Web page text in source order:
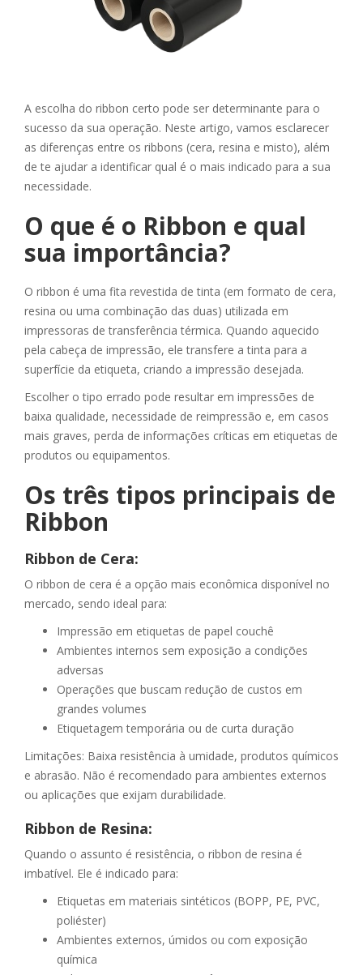
A escolha do ribbon certo pode ser determinante para o
sucesso da sua operação. Neste artigo, vamos esclarecer
as diferenças entre os ribbons (cera, resina e misto), além
de te ajudar a identificar qual é o mais indicado para a sua
necessidade.
O que é o Ribbon e qual
sua importância?
O ribbon é uma fita revestida de tinta (em formato de cera,
resina ou uma combinação das duas) utilizada em
impressoras de transferência térmica. Quando aquecido
pela cabeça de impressão, ele transfere a tinta para a
superfície da etiqueta, criando a impressão desejada.
Escolher o tipo errado pode resultar em impressões de
baixa qualidade, necessidade de reimpressão e, em casos
mais graves, perda de informações críticas em etiquetas de
produtos ou equipamentos.
Os três tipos principais de
Ribbon
Ribbon de Cera:
O ribbon de cera é a opção mais econômica disponível no
mercado, sendo ideal para:
Impressão em etiquetas de papel couchê
Ambientes internos sem exposição a condições
adversas
Operações que buscam redução de custos em
grandes volumes
Etiquetagem temporária ou de curta duração
Limitações: Baixa resistência à umidade, produtos químicos
e abrasão. Não é recomendado para ambientes externos
ou aplicações que exijam durabilidade.
Ribbon de Resina:
Quando o assunto é resistência, o ribbon de resina é
imbatível. Ele é indicado para:
Etiquetas em materiais sintéticos (BOPP, PE, PVC,
poliéster)
Ambientes externos, úmidos ou com exposição
química